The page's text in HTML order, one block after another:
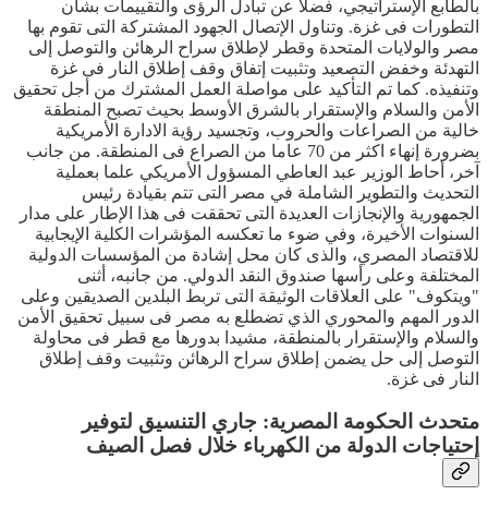
بالطابع الإستراتيجي، فضلا عن تبادل الرؤى والتقييمات بشأن
التطورات فى غزة. وتناول الإتصال الجهود المشتركة التى تقوم بها
مصر والولايات المتحدة وقطر لإطلاق سراح الرهائن والتوصل إلى
التهدئة وخفض التصعيد وتثبيت إتفاق وقف إطلاق النار فى غزة
وتنفيذه. كما تم التأكيد على مواصلة العمل المشترك من أجل تحقيق
الأمن والسلام والإستقرار بالشرق الأوسط بحيث تصبح المنطقة
خالية من الصراعات والحروب، وتجسيد رؤية الادارة الأمريكية
بضرورة إنهاء اكثر من 70 عاما من الصراع فى المنطقة. من جانب
آخر، أحاط الوزير عبد العاطي المسؤول الأمريكي علما بعملية
التحديث والتطوير الشاملة في مصر التى تتم بقيادة رئيس
الجمهورية والإنجازات العديدة التى تحققت فى هذا الإطار على مدار
السنوات الأخيرة، وفي ضوء ما تعكسه المؤشرات الكلية الإيجابية
للاقتصاد المصري، والذى كان محل إشادة من المؤسسات الدولية
المختلفة وعلى رأسها صندوق النقد الدولي. من جانبه، أثنى
"ويتكوف" على العلاقات الوثيقة التى تربط البلدين الصديقين وعلى
الدور المهم والمحوري الذي تضطلع به مصر فى سبيل تحقيق الأمن
والسلام والإستقرار بالمنطقة، مشيدا بدورها مع قطر فى محاولة
التوصل إلى حل يضمن إطلاق سراح الرهائن وتثبيت وقف إطلاق
النار فى غزة.
متحدث الحكومة المصرية: جاري التنسيق لتوفير
إحتياجات الدولة من الكهرباء خلال فصل الصيف